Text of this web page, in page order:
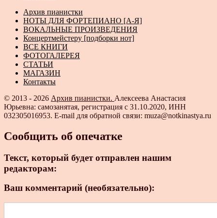
Архив пианистки
НОТЫ ДЛЯ ФОРТЕПИАНО [А-Я]
ВОКАЛЬНЫЕ ПРОИЗВЕДЕНИЯ
Концертмейстеру [подборки нот]
ВСЕ КНИГИ
ФОТОГАЛЕРЕЯ
СТАТЬИ
МАГАЗИН
Контакты
© 2013 - 2026 Архив пианистки. Алексеева Анастасия
Юрьевна: самозанятая, регистрация с 31.10.2020, ИНН
032305016953. E-mail для обратной связи: muza@notkinastya.ru
Сообщить об опечатке
Текст, который будет отправлен нашим
редакторам:
Ваш комментарий (необязательно):